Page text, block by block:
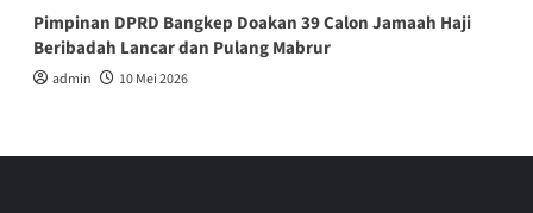
Pimpinan DPRD Bangkep Doakan 39 Calon Jamaah Haji
Beribadah Lancar dan Pulang Mabrur
admin 10 Mei 2026